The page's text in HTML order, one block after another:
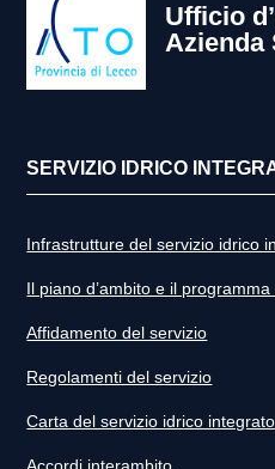
Ufficio
Azienda
SERVIZIO IDRICO
Infrastrutture del servizio idrico
Il piano d’ambito e il
Affidamento del servizio
Regolamenti del servizio
Carta del servizio idrico integrato